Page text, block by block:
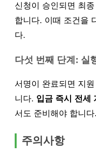
신청이 승인되면 최
합니다. 이때 조건을
다.
다섯 번째 단계: 실
서명이 완료되면 지
니다. 입금 즉시 전세
서도 준비해야 합니다.
주의사항